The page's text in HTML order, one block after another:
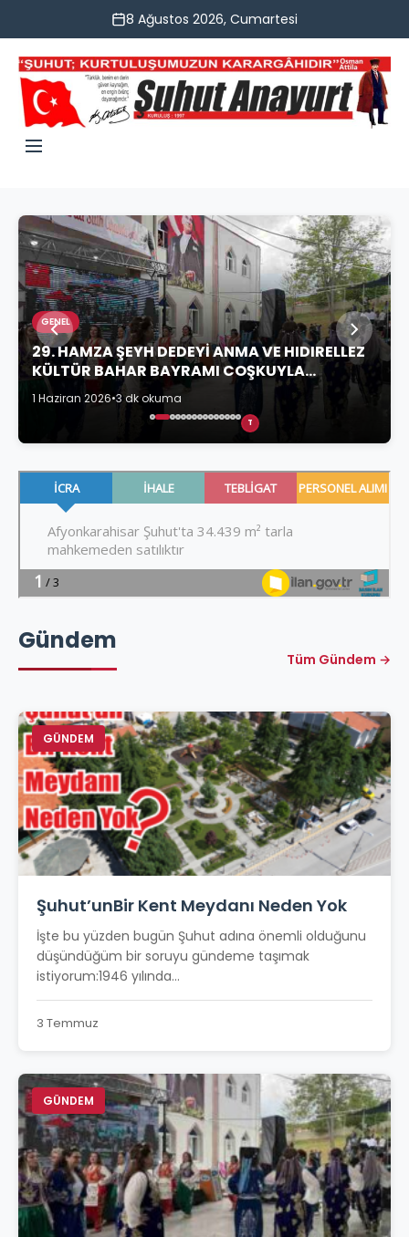
8 Ağustos 2026, Cumartesi
GENEL
29. HAMZA ŞEYH DEDEYİ ANMA VE HIDIRELLEZ
KÜLTÜR BAHAR BAYRAMI COŞKUYLA
KUTLANDI
1 Haziran 2026•3 dk okuma
T
Gündem
Tüm Gündem →
GÜNDEM
Şuhut’unBir Kent Meydanı Neden Yok
İşte bu yüzden bugün Şuhut adına önemli olduğunu
düşündüğüm bir soruyu gündeme taşımak
istiyorum:1946 yılında...
3 Temmuz
GÜNDEM